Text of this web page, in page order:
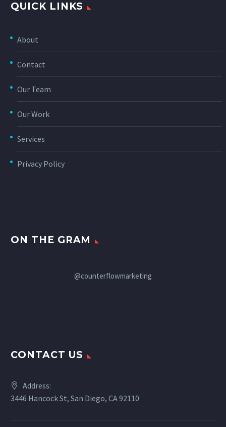
QUICK LINKS
About
Contact
Our Team
Our Work
Services
Privacy Policy
ON THE GRAM
@counterflowmarketing
CONTACT US
Address:
3446 Hancock St, San Diego, CA 92110